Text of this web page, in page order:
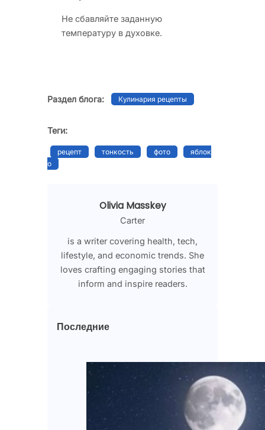
Не сбавляйте заданную
температуру в духовке.
Раздел блога: Кулинария рецепты
Теги:
рецепт тонкость фото
яблок
о
Olivia Masskey
Carter
is a writer covering health, tech,
lifestyle, and economic trends. She
loves crafting engaging stories that
inform and inspire readers.
Последние